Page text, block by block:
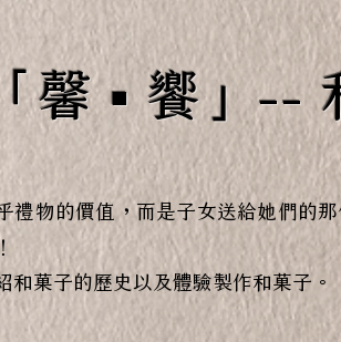
馨 ▪ 饗」--
禮物的價值，而是子女送給她們的
和菓子的歷史以及體驗製作和菓子。